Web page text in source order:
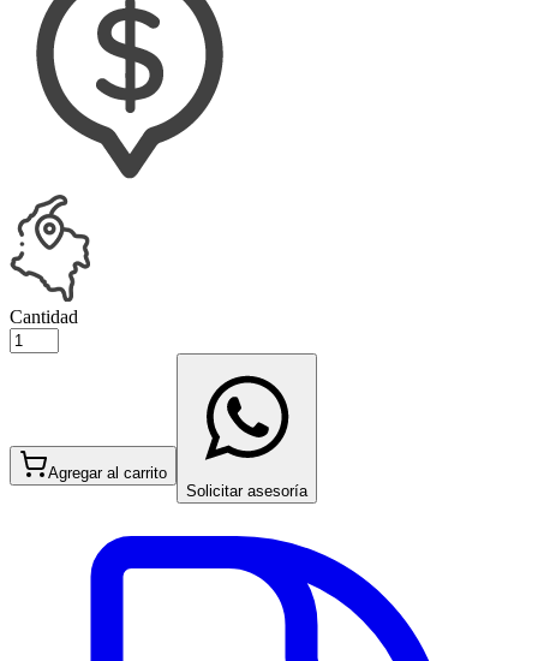
Cantidad
Agregar al carrito
Solicitar asesoría